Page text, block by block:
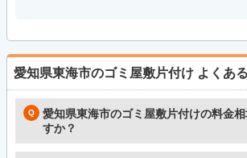
愛知県東海市のゴミ屋敷片付け よくあ
愛知県東海市のゴミ屋敷片付けの料金
すか？